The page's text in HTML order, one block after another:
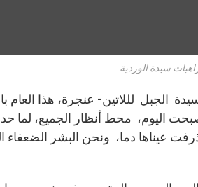
سيدة الوردية
اليوم، محط أنظار الجميع،
عيناها دما، ونحن البشر الضعفاء